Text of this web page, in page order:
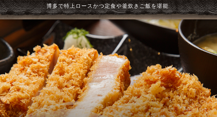
博多で特上ロースかつ定食や釜炊きご飯を堪能